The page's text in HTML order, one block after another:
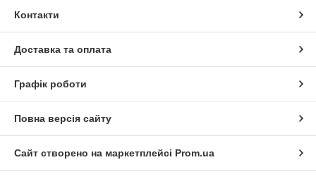
Контакти
Доставка та оплата
Графік роботи
Повна версія сайту
Сайт створено на маркетплейсі Prom.ua